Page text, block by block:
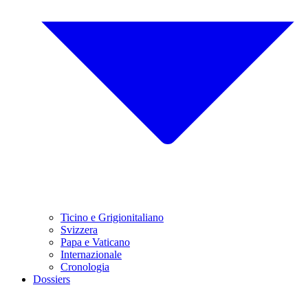
Ticino e Grigionitaliano
Svizzera
Papa e Vaticano
Internazionale
Cronologia
Dossiers